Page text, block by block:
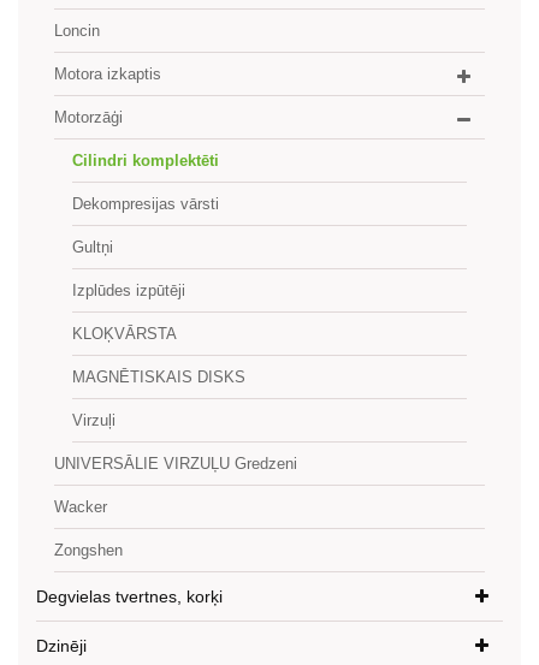
Loncin
Motora izkaptis
Motorzāģi
Cilindri komplektēti
Dekompresijas vārsti
Gultņi
Izplūdes izpūtēji
KLOĶVĀRSTA
MAGNĒTISKAIS DISKS
Virzuļi
UNIVERSĀLIE VIRZUĻU Gredzeni
Wacker
Zongshen
Degvielas tvertnes, korķi
Dzinēji